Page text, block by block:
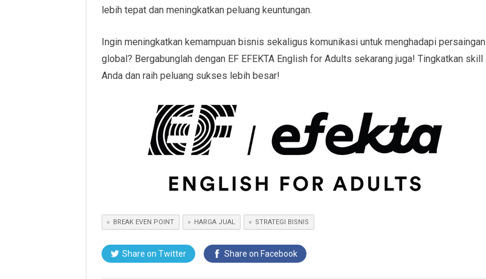
lebih tepat dan meningkatkan peluang keuntungan.
Ingin meningkatkan kemampuan bisnis sekaligus komunikasi untuk menghadapi persaingan
global? Bergabunglah dengan EF EFEKTA English for Adults sekarang juga! Tingkatkan skill
Anda dan raih peluang sukses lebih besar!
BREAK EVEN POINT HARGA JUAL STRATEGI BISNIS
Share on Twitter Share on Facebook